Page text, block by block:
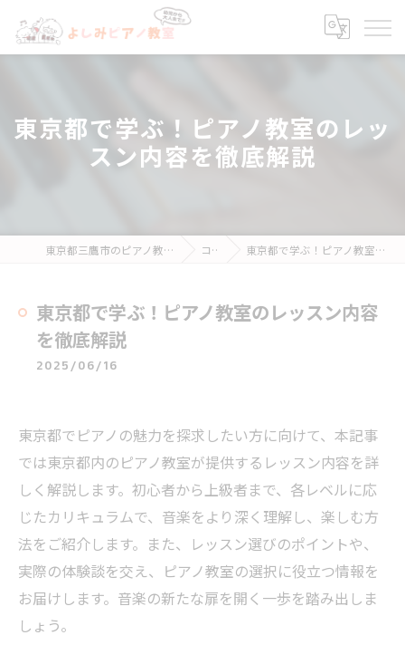
東京都で学ぶ！ピアノ教室のレッ
スン内容を徹底解説
東京都三鷹市のピアノ教室ならよしみピアノ教室 コラム 東京都で学ぶ！ピアノ教室のレッスン内容を徹底解説
東京都で学ぶ！ピアノ教室のレッスン内容
を徹底解説
2025/06/16
東京都でピアノの魅力を探求したい方に向けて、本記事
では東京都内のピアノ教室が提供するレッスン内容を詳
しく解説します。初心者から上級者まで、各レベルに応
じたカリキュラムで、音楽をより深く理解し、楽しむ方
法をご紹介します。また、レッスン選びのポイントや、
実際の体験談を交え、ピアノ教室の選択に役立つ情報を
お届けします。音楽の新たな扉を開く一歩を踏み出しま
しょう。